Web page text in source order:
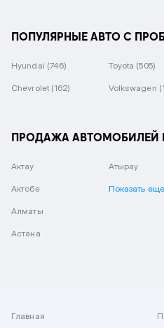
ПОПУЛЯРНЫЕ АВТО С
Hyundai (746) Toyota (505)
Chevrolet (162) Volkswagen
ПРОДАЖА АВТОМОБИЛЕЙ
Актау
Актобе
Алматы
Астана
Атырау
Показать еще
Главная